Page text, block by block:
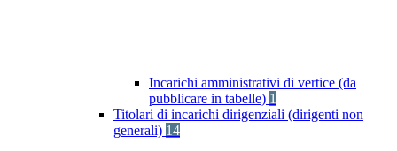
Incarichi amministrativi di vertice (da
pubblicare in tabelle) 1
Titolari di incarichi dirigenziali (dirigenti non
generali) 14